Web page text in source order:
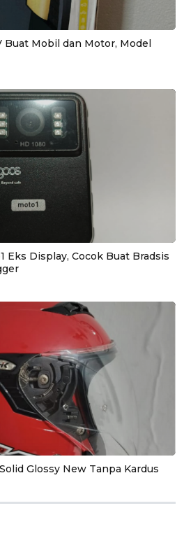
Buat Mobil dan Motor, Model
Eks Display, Cocok Buat Bradsis
Glossy New Tanpa Kardus